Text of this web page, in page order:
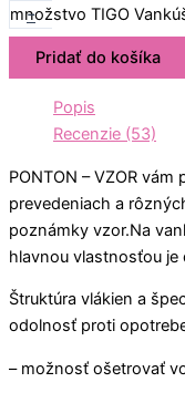
-
množstvo TIGO
Pridať do košíka
Popis
Recenzie (53)
PONTON – VZOR
prevedeniach a
poznámky vzor.Na
hlavnou vlastnosťou
Štruktúra vlákien a
odolnosť proti
– možnosť ošetrovať